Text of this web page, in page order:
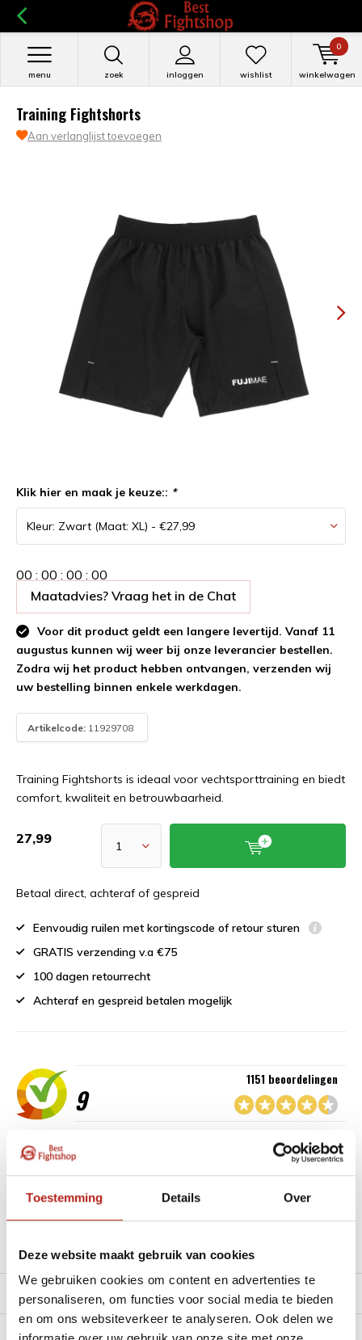
Toestemming Details Over
Deze website maakt gebruik van cookies
We gebruiken cookies om content en advertenties te
personaliseren, om functies voor social media te bieden
en om ons websiteverkeer te analyseren. Ook delen we
zoek inloggen
menu wishlist winkelwagen
0
Training Fightshorts
Aan verlanglijst toevoegen
Klik hier en maak je keuze:: *
00 : 00 : 00 : 00
Maatadvies? Vraag het in de Chat
Voor dit product geldt een langere levertijd. Vanaf 11
augustus kunnen wij weer bij onze leverancier bestellen.
Zodra wij het product hebben ontvangen, verzenden wij
uw bestelling binnen enkele werkdagen.
Artikelcode: 11929708
Training Fightshorts is ideaal voor vechtsporttraining en biedt
comfort, kwaliteit en betrouwbaarheid.
27,99
Betaal direct, achteraf of gespreid
Eenvoudig ruilen met kortingscode of retour sturen
GRATIS verzending v.a €75
100 dagen retourrecht
Achteraf en gespreid betalen mogelijk
9
1151 beoordelingen
“Goede service , zeer correcte afhandeling en kwaliteit
materiaal.”
Beschikbaar in de volgende varianten:
Productomschrijving
Product tags